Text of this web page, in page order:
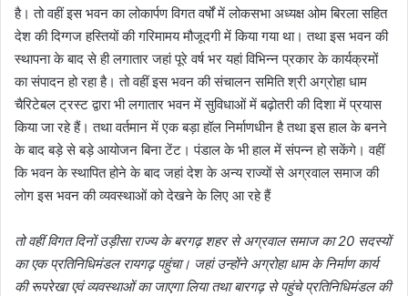
है। तो वहीं इस भवन का लोकार्पण विगत वर्षों में लोकसभा अध्यक्ष ओम बिरला सहित
देश की दिग्गज हस्तियों की गरिमामय मौजूदगी में किया गया था। तथा इस भवन की
स्थापना के बाद से ही लगातार जहां पूरे वर्ष भर यहां विभिन्न प्रकार के कार्यक्रमों
का संपादन हो रहा है। तो वहीं इस भवन की संचालन समिति श्री अग्रोहा धाम
चैरिटेबल ट्रस्ट द्वारा भी लगातार भवन में सुविधाओं में बढ़ोतरी की दिशा में प्रयास
किया जा रहे हैं। तथा वर्तमान में एक बड़ा हॉल निर्माणधीन है तथा इस हाल के बनने
के बाद बड़े से बड़े आयोजन बिना टेंट। पंडाल के भी हाल में संपन्न हो सकेंगे। वहीं
कि भवन के स्थापित होने के बाद जहां देश के अन्य राज्यों से अग्रवाल समाज की
लोग इस भवन की व्यवस्थाओं को देखने के लिए आ रहे हैं
तो वहीं विगत दिनों उड़ीसा राज्य के बरगढ़ शहर से अग्रवाल समाज का 20 सदस्यों
का एक प्रतिनिधिमंडल रायगढ़ पहुंचा। जहां उन्होंने अग्रोहा धाम के निर्माण कार्य
की रूपरेखा एवं व्यवस्थाओं का जाएगा लिया तथा बारगढ़ से पहुंचे प्रतिनिधिमंडल की